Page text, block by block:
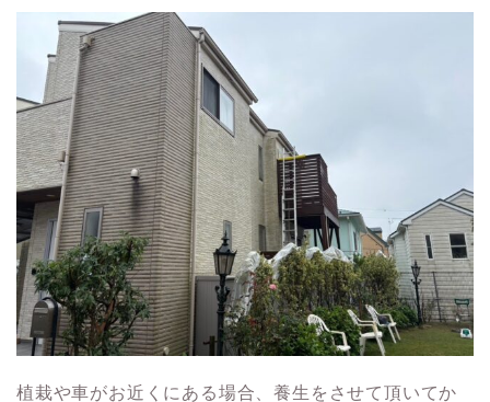
植栽や車がお近くにある場合、養生をさせて頂いてか